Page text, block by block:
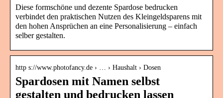
Diese formschöne und dezente Spardose bedrucken
verbindet den praktischen Nutzen des Kleingeldsparens mit
den hohen Ansprüchen an eine Personalisierung – einfach
selber gestalten.
http s://www.photofancy.de › … › Haushalt › Dosen
Spardosen mit Namen selbst
gestalten und bedrucken lassen